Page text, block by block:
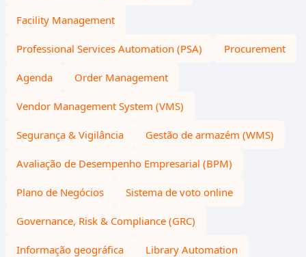
Facility Management
Professional Services Automation (PSA) Procurement
Agenda Order Management
Vendor Management System (VMS)
Segurança & Vigilância Gestão de armazém (WMS)
Avaliação de Desempenho Empresarial (BPM)
Plano de Negócios Sistema de voto online
Governance, Risk & Compliance (GRC)
Informação geográfica Library Automation